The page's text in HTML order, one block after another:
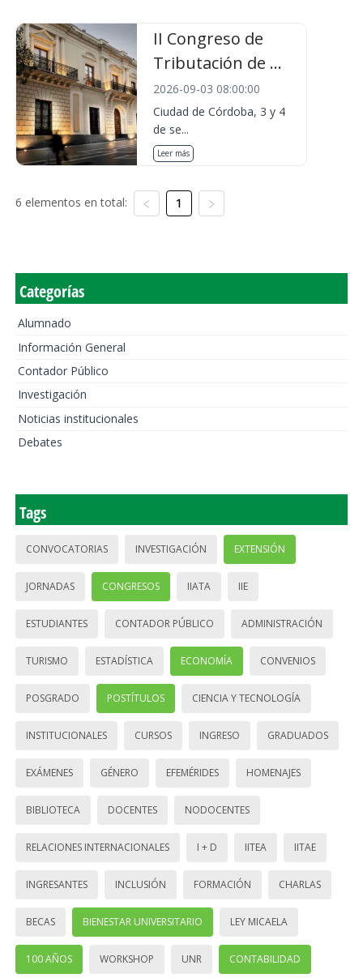
II Congreso de
Tributación de ...
2026-09-03 08:00:00
Ciudad de Córdoba, 3 y 4
de se...
Leer más
6 elementos en total: 1
Categorías
Alumnado
Información General
Contador Público
Investigación
Noticias institucionales
Debates
Tags
CONVOCATORIAS INVESTIGACIÓN EXTENSIÓN
JORNADAS CONGRESOS IIATA IIE
ESTUDIANTES CONTADOR PÚBLICO ADMINISTRACIÓN
TURISMO ESTADÍSTICA ECONOMÍA CONVENIOS
POSGRADO POSTÍTULOS CIENCIA Y TECNOLOGÍA
INSTITUCIONALES CURSOS INGRESO GRADUADOS
EXÁMENES GÉNERO EFEMÉRIDES HOMENAJES
BIBLIOTECA DOCENTES NODOCENTES
RELACIONES INTERNACIONALES I + D IITEA IITAE
INGRESANTES INCLUSIÓN FORMACIÓN CHARLAS
BECAS BIENESTAR UNIVERSITARIO LEY MICAELA
100 AÑOS WORKSHOP UNR CONTABILIDAD